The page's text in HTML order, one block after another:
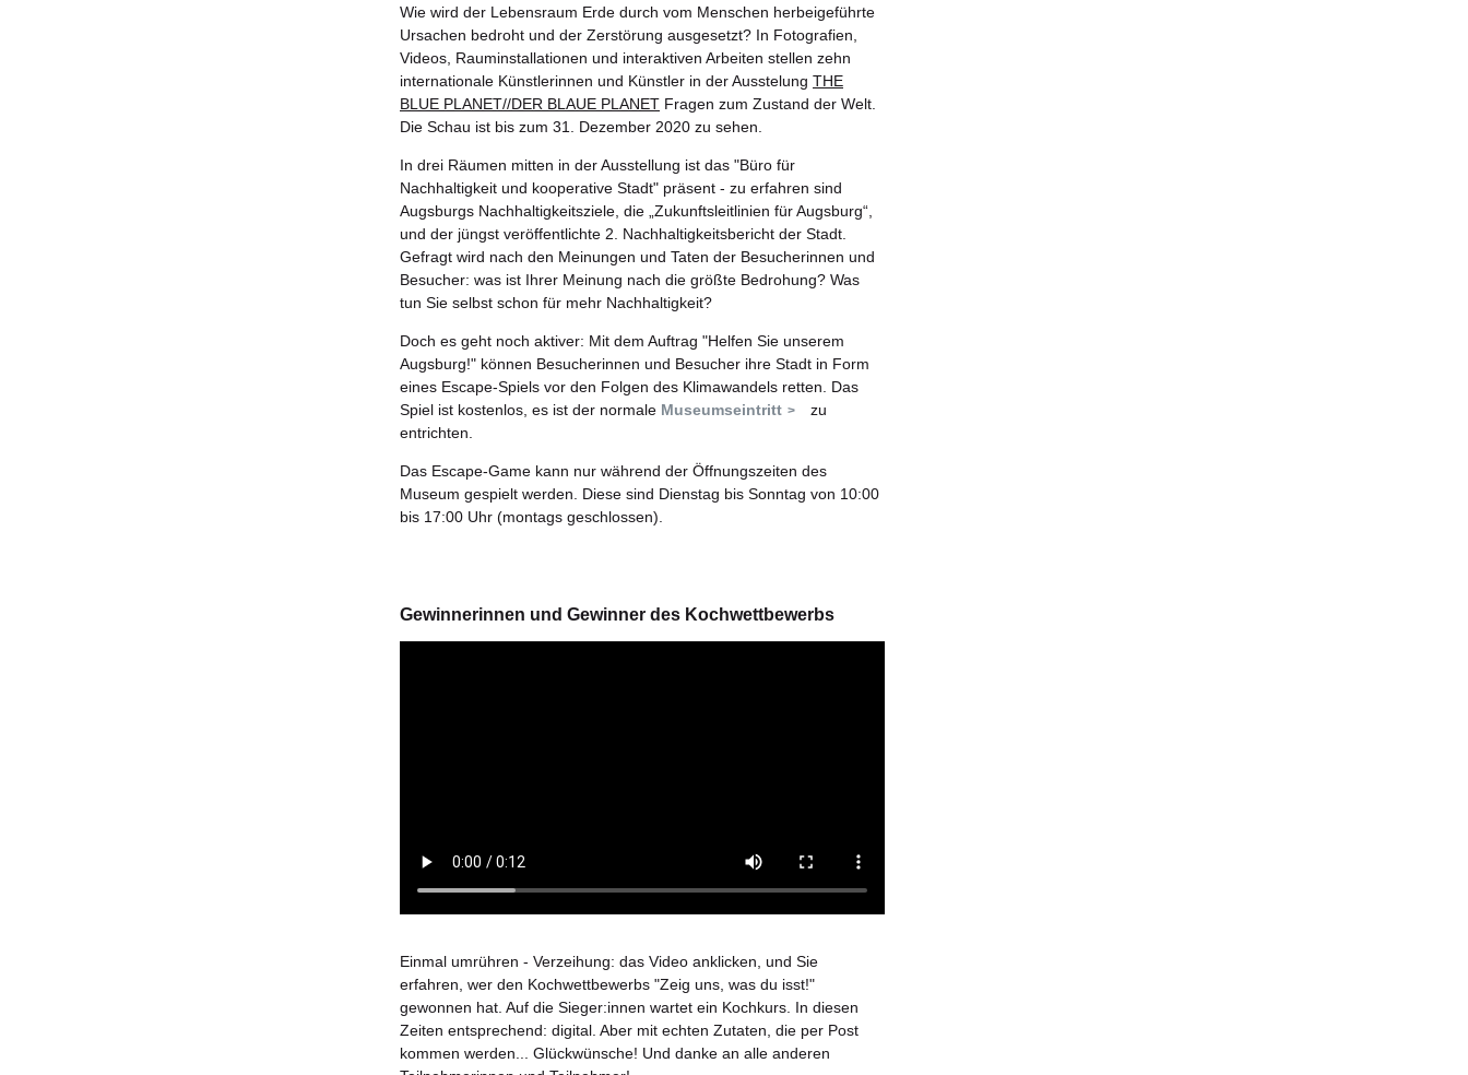
Wie wird der Lebensraum Erde durch vom Menschen herbeigeführte
Ursachen bedroht und der Zerstörung ausgesetzt? In Fotografien,
Videos, Rauminstallationen und interaktiven Arbeiten stellen zehn
internationale Künstlerinnen und Künstler in der Ausstelung THE
BLUE PLANET//DER BLAUE PLANET Fragen zum Zustand der Welt.
Die Schau ist bis zum 31. Dezember 2020 zu sehen.
In drei Räumen mitten in der Ausstellung ist das "Büro für
Nachhaltigkeit und kooperative Stadt" präsent - zu erfahren sind
Augsburgs Nachhaltigkeitsziele, die „Zukunftsleitlinien für Augsburg“,
und der jüngst veröffentlichte 2. Nachhaltigkeitsbericht der Stadt.
Gefragt wird nach den Meinungen und Taten der Besucherinnen und
Besucher: was ist Ihrer Meinung nach die größte Bedrohung? Was
tun Sie selbst schon für mehr Nachhaltigkeit?
Doch es geht noch aktiver: Mit dem Auftrag "Helfen Sie unserem
Augsburg!" können Besucherinnen und Besucher ihre Stadt in Form
eines Escape-Spiels vor den Folgen des Klimawandels retten. Das
Spiel ist kostenlos, es ist der normale Museumseintritt
zu
entrichten.
Das Escape-Game kann nur während der Öffnungszeiten des
Museum gespielt werden. Diese sind Dienstag bis Sonntag von 10:00
bis 17:00 Uhr (montags geschlossen).
Gewinnerinnen und Gewinner des Kochwettbewerbs
Einmal umrühren - Verzeihung: das Video anklicken, und Sie
erfahren, wer den Kochwettbewerbs "Zeig uns, was du isst!"
gewonnen hat. Auf die Sieger:innen wartet ein Kochkurs. In diesen
Zeiten entsprechend: digital. Aber mit echten Zutaten, die per Post
kommen werden... Glückwünsche! Und danke an alle anderen